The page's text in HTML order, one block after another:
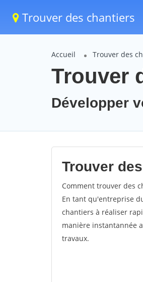
Trouver des chantiers
Accueil Trouver des
Trouver
Développer
Trouver
Comment trouver des
En tant qu'entreprise
chantiers à réaliser
manière instantannée
travaux.